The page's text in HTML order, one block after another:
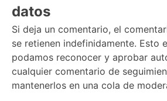
datos
Si deja un comentario, el
se retienen indefinidamente. Esto
podamos reconocer y aprobar
cualquier comentario de
mantenerlos en una cola de